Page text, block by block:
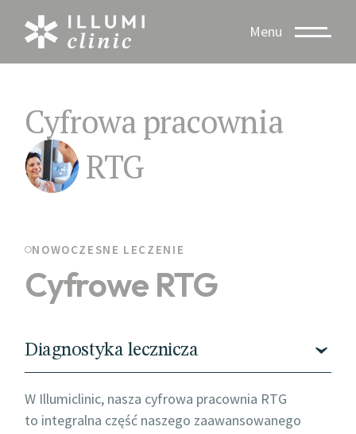
Menu
Cyfrowapracownia
RTG
NOWOCZESNE LECZENIE
Cyfrowe RTG
Diagnostyka lecznicza
W Illumiclinic, nasza cyfrowa pracownia RTG
to integralna część naszego zaawansowanego